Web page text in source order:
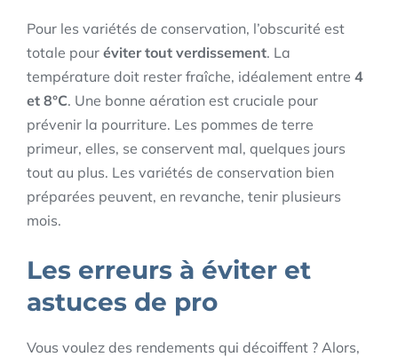
Pour les variétés de conservation, l’obscurité est
totale pour éviter tout verdissement. La
température doit rester fraîche, idéalement entre 4
et 8°C. Une bonne aération est cruciale pour
prévenir la pourriture. Les pommes de terre
primeur, elles, se conservent mal, quelques jours
tout au plus. Les variétés de conservation bien
préparées peuvent, en revanche, tenir plusieurs
mois.
Les erreurs à éviter et
astuces de pro
Vous voulez des rendements qui décoiffent ? Alors,